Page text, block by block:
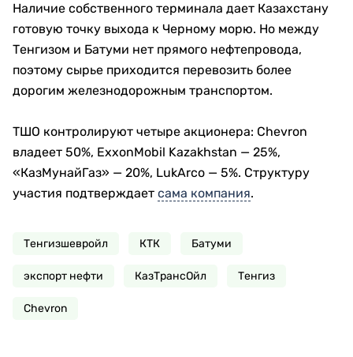
Наличие собственного терминала дает Казахстану
готовую точку выхода к Черному морю. Но между
Тенгизом и Батуми нет прямого нефтепровода,
поэтому сырье приходится перевозить более
дорогим железнодорожным транспортом.
ТШО контролируют четыре акционера: Chevron
владеет 50%, ExxonMobil Kazakhstan — 25%,
«КазМунайГаз» — 20%, LukArco — 5%. Структуру
участия подтверждает сама компания.
Тенгизшевройл КТК Батуми
экспорт нефти КазТрансОйл Тенгиз
Chevron